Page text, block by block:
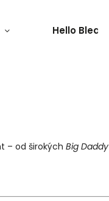
Hello Bleach
– od širokých Big Daddy